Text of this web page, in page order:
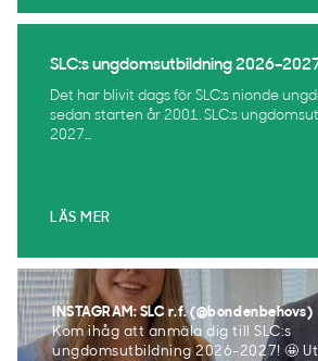
SLC:s ungdomsutbildning
Det har blivit dags för SLC:s nionde
sedan starten år 2001. SLC:s
2027...
LÄS MER
INSTAGRAM: SLC r.f. (@bondenbehovs)
Kom ihåg att anmäla dig till SLC:s
ungdomsutbildning 2026-2027! 🤩